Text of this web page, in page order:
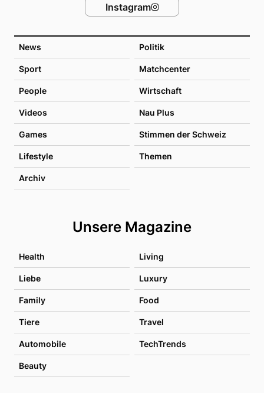
News Politik
Sport Matchcenter
People Wirtschaft
Videos Nau Plus
Games Stimmen der Schweiz
Lifestyle Themen
Archiv
Unsere Magazine
Health Living
Liebe Luxury
Family Food
Tiere Travel
Automobile TechTrends
Beauty
Instagram